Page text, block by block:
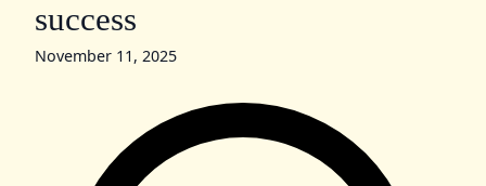
success
November 11, 2025